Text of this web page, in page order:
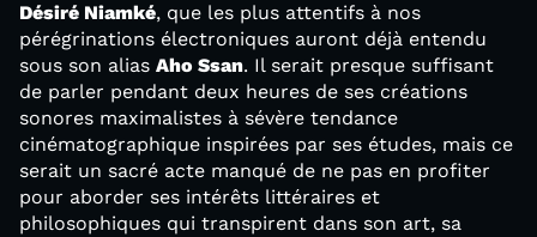
Désiré Niamké, que les plus attentifs à nos
pérégrinations électroniques auront déjà entendu
sous son alias Aho Ssan. Il serait presque suffisant
de parler pendant deux heures de ses créations
sonores maximalistes à sévère tendance
cinématographique inspirées par ses études, mais ce
serait un sacré acte manqué de ne pas en profiter
pour aborder ses intérêts littéraires et
philosophiques qui transpirent dans son art, sa